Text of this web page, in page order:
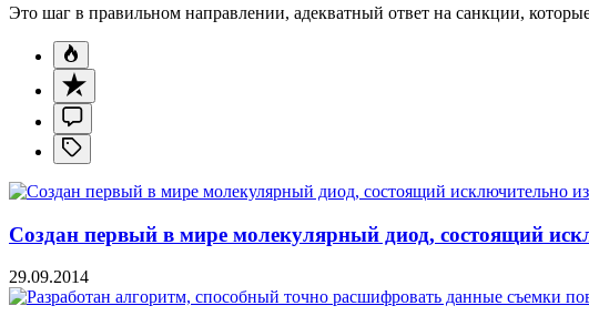
Это шаг в правильном направлении, адекватный ответ на санкции,
Создан первый в мире молекулярный диод, состоящий
29.09.2014